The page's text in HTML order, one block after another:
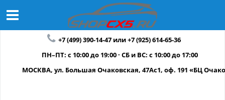
+7 (499) 390-14-47 или +7 (925) 614-65-36
ПН–ПТ: с 10:00 до 19:00 · СБ и ВС: с 10:00 до 17:00
МОСКВА, ул. Большая Очаковская, 47Ас1, оф. 191 «БЦ